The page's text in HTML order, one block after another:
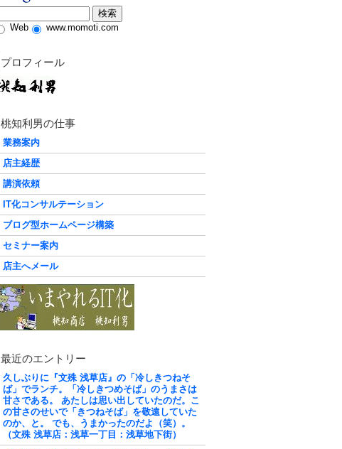
Web www.momoti.com
プロフィール
桃知利男の仕事
業務案内
店主経歴
講演依頼
IT化コンサルテーション
ブログ型ホームページ構築
セミナー案内
店主へメール
最近のエントリー
久しぶりに『文殊 浅草店』の「冷しきつねそ
ば」でランチ。「冷しきつめそば」のうまさは
甘さである。 あたしは思い出していたのだ。こ
の甘さのせいで「きつねそば」を敬遠していた
のか、と。 でも、うまかったのだよ（笑）。
（文殊 浅草店：浅草一丁目：浅草地下街）